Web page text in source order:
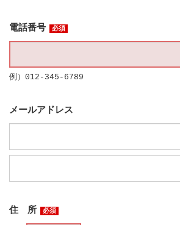
電話番号 必須
例）012-345-6789
メールアドレス
住 所 必須